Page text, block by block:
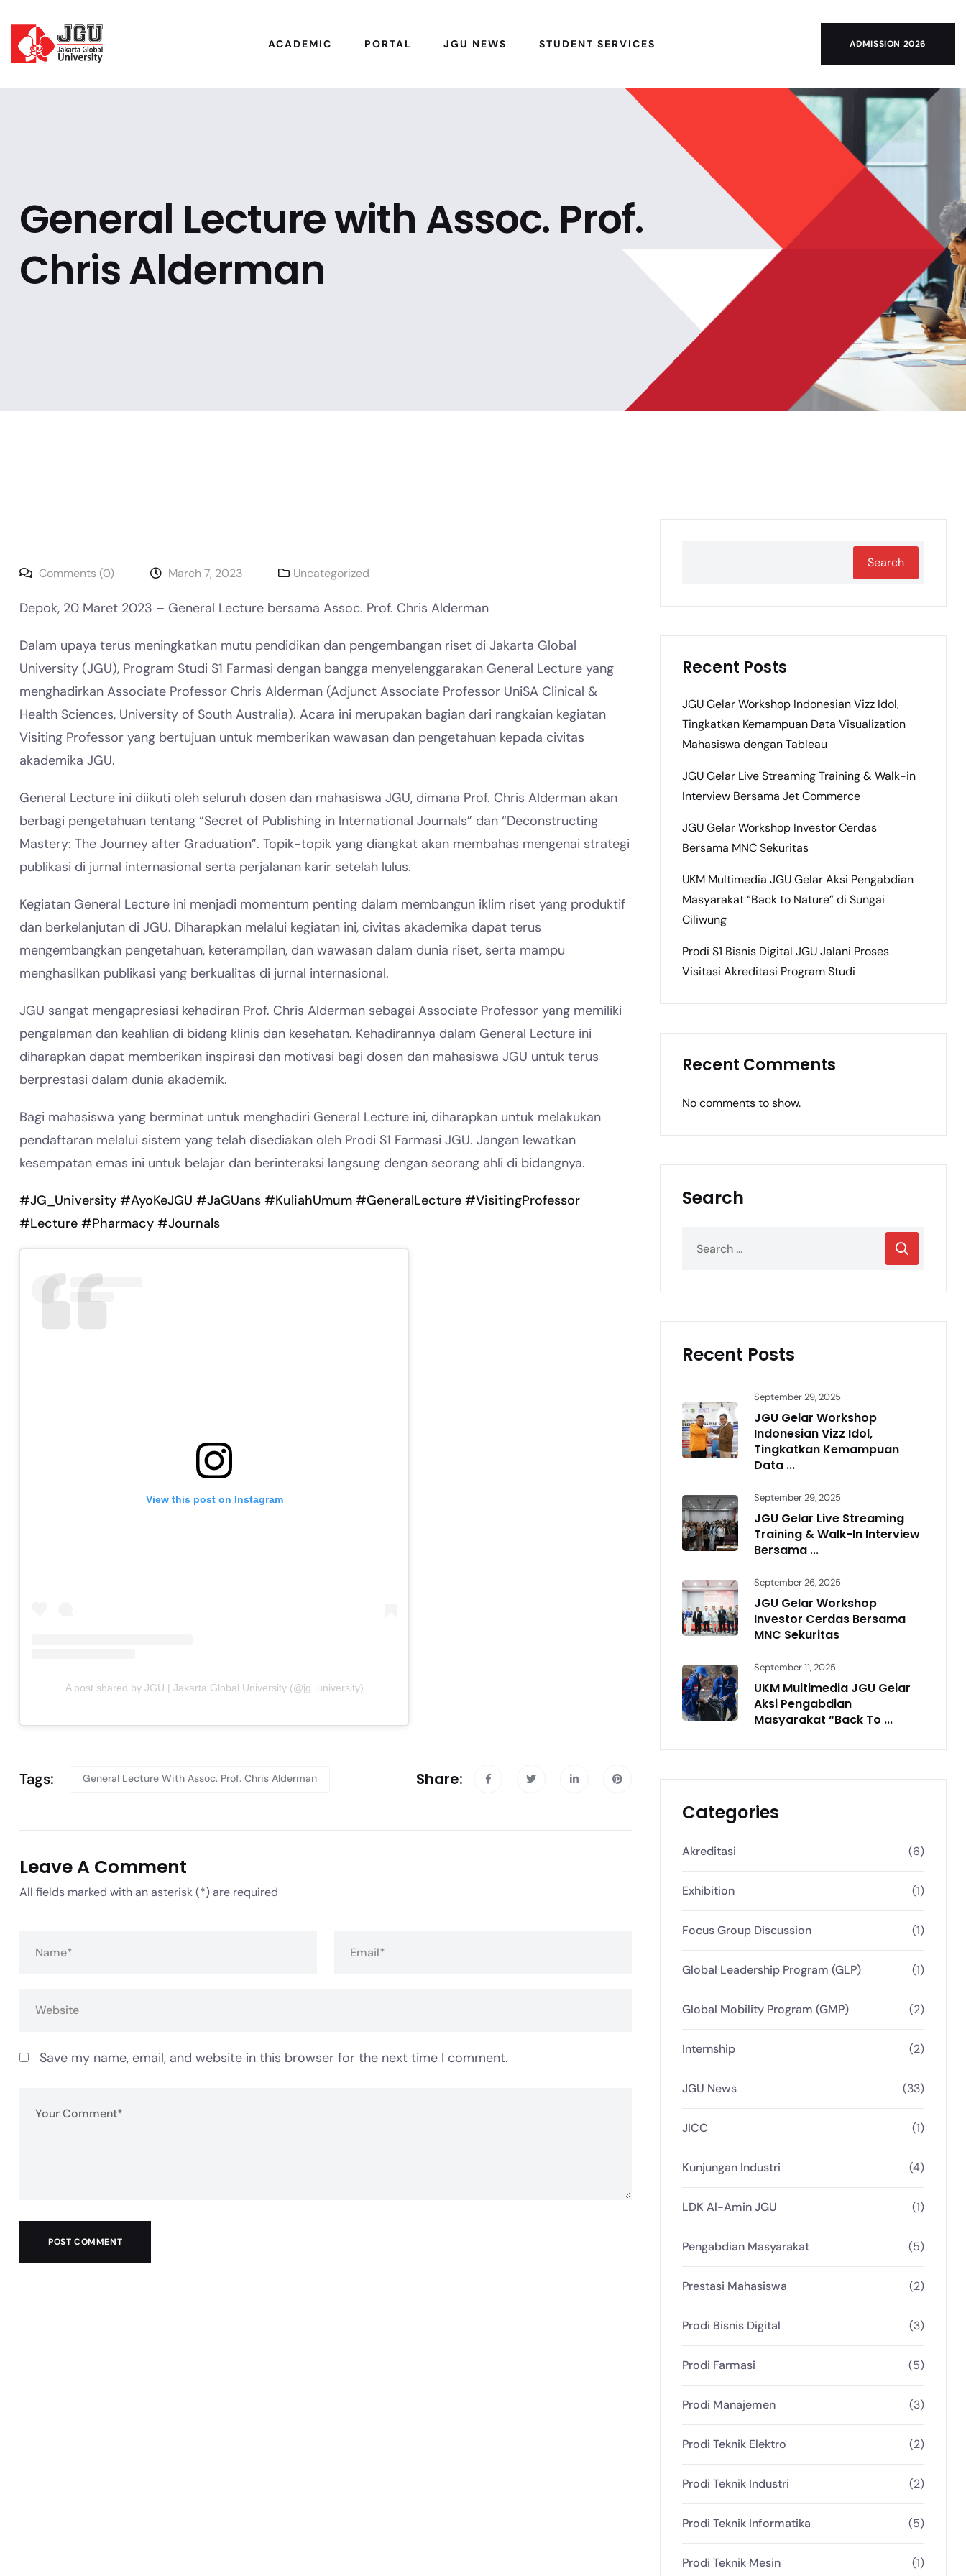
ACADEMIC PORTAL JGU NEWS STUDENT SERVICES ADMISSION 2026
General Lecture with Assoc. Prof.
Chris Alderman
Comments (0) March 7, 2023 Uncategorized
Depok, 20 Maret 2023 – General Lecture bersama Assoc. Prof. Chris Alderman
Dalam upaya terus meningkatkan mutu pendidikan dan pengembangan riset di Jakarta Global
University (JGU), Program Studi S1 Farmasi dengan bangga menyelenggarakan General Lecture yang
menghadirkan Associate Professor Chris Alderman (Adjunct Associate Professor UniSA Clinical &
Health Sciences, University of South Australia). Acara ini merupakan bagian dari rangkaian kegiatan
Visiting Professor yang bertujuan untuk memberikan wawasan dan pengetahuan kepada civitas
akademika JGU.
General Lecture ini diikuti oleh seluruh dosen dan mahasiswa JGU, dimana Prof. Chris Alderman akan
berbagi pengetahuan tentang “Secret of Publishing in International Journals” dan “Deconstructing
Mastery: The Journey after Graduation”. Topik-topik yang diangkat akan membahas mengenai strategi
publikasi di jurnal internasional serta perjalanan karir setelah lulus.
Kegiatan General Lecture ini menjadi momentum penting dalam membangun iklim riset yang produktif
dan berkelanjutan di JGU. Diharapkan melalui kegiatan ini, civitas akademika dapat terus
mengembangkan pengetahuan, keterampilan, dan wawasan dalam dunia riset, serta mampu
menghasilkan publikasi yang berkualitas di jurnal internasional.
JGU sangat mengapresiasi kehadiran Prof. Chris Alderman sebagai Associate Professor yang memiliki
pengalaman dan keahlian di bidang klinis dan kesehatan. Kehadirannya dalam General Lecture ini
diharapkan dapat memberikan inspirasi dan motivasi bagi dosen dan mahasiswa JGU untuk terus
berprestasi dalam dunia akademik.
Bagi mahasiswa yang berminat untuk menghadiri General Lecture ini, diharapkan untuk melakukan
pendaftaran melalui sistem yang telah disediakan oleh Prodi S1 Farmasi JGU. Jangan lewatkan
kesempatan emas ini untuk belajar dan berinteraksi langsung dengan seorang ahli di bidangnya.
#JG_University #AyoKeJGU #JaGUans #KuliahUmum #GeneralLecture #VisitingProfessor
#Lecture #Pharmacy #Journals
View this post on Instagram
A post shared by JGU | Jakarta Global University (@jg_university)
Tags: General Lecture With Assoc. Prof. Chris Alderman Share:
Leave A Comment
All fields marked with an asterisk (*) are required
Save my name, email, and website in this browser for the next time I comment.
POST COMMENT
Search
Recent Posts
JGU Gelar Workshop Indonesian Vizz Idol,
Tingkatkan Kemampuan Data Visualization
Mahasiswa dengan Tableau
JGU Gelar Live Streaming Training & Walk-in
Interview Bersama Jet Commerce
JGU Gelar Workshop Investor Cerdas
Bersama MNC Sekuritas
UKM Multimedia JGU Gelar Aksi Pengabdian
Masyarakat “Back to Nature” di Sungai
Ciliwung
Prodi S1 Bisnis Digital JGU Jalani Proses
Visitasi Akreditasi Program Studi
Recent Comments
No comments to show.
Search
Recent Posts
September 29, 2025
JGU Gelar Workshop
Indonesian Vizz Idol,
Tingkatkan Kemampuan
Data ...
September 29, 2025
JGU Gelar Live Streaming
Training & Walk-In Interview
Bersama ...
September 26, 2025
JGU Gelar Workshop
Investor Cerdas Bersama
MNC Sekuritas
September 11, 2025
UKM Multimedia JGU Gelar
Aksi Pengabdian
Masyarakat “Back To ...
Categories
Akreditasi (6)
Exhibition (1)
Focus Group Discussion (1)
Global Leadership Program (GLP) (1)
Global Mobility Program (GMP) (2)
Internship (2)
JGU News (33)
JICC (1)
Kunjungan Industri (4)
LDK Al-Amin JGU (1)
Pengabdian Masyarakat (5)
Prestasi Mahasiswa (2)
Prodi Bisnis Digital (3)
Prodi Farmasi (5)
Prodi Manajemen (3)
Prodi Teknik Elektro (2)
Prodi Teknik Industri (2)
Prodi Teknik Informatika (5)
Prodi Teknik Mesin (1)